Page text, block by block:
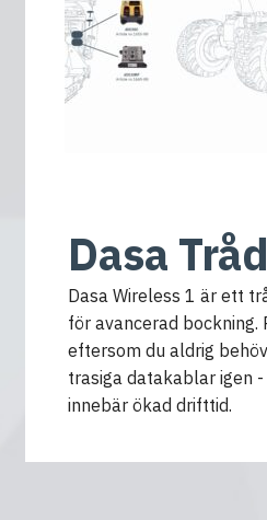
Dasa
Dasa Wireless 1 är ett
för avancerad
eftersom du aldrig
trasiga datakablar igen
innebär ökad drifttid.